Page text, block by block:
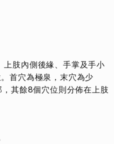
肢內側後緣、手掌及手小
首穴為極泉，末穴為少
其餘8個穴位則分佈在上肢